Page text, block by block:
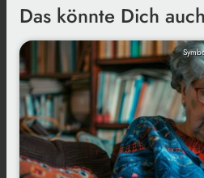
Das könnte Dich